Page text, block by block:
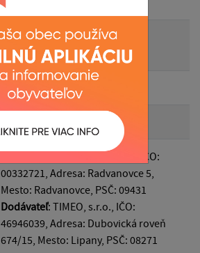
Reset
rozmerov
24.06.2026
0.00 €
: Obec Radvanovce, IČO:
00332721, Adresa: Radvanovce 5,
Mesto: Radvanovce, PSČ: 09431
Dodávateľ: TIMEO, s.r.o., IČO:
46946039, Adresa: Dubovická roveň
674/15, Mesto: Lipany, PSČ: 08271